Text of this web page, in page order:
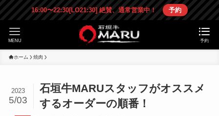
16:00〜22:30[LO21:30] 絶賛、通常営業中！ 予約
予約
MENU
ホーム 焼肉
石垣牛MARUスタッフがオススメ
するオーダーの順番！
2023
5/03